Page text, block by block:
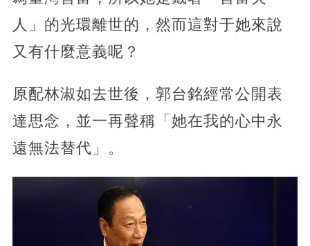
人」的光環離世的，然而這對于她來說
又有什麼意義呢？
原配林淑如去世後，郭台銘經常公開表
達思念，並一再聲稱「她在我的心中永
遠無法替代」。